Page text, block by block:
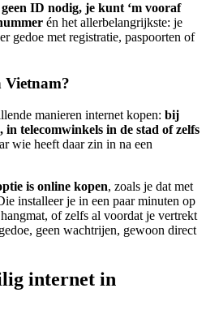
geen ID nodig, je kunt ‘m vooraf
én het allerbelangrijkste: je
gedoe met registratie, paspoorten of
Vietnam?
manieren internet kopen: bij
telecomwinkels in de stad of zelfs
wie heeft daar zin in na een
is online kopen, zoals je dat met
installeer je in een paar minuten op
of zelfs al voordat je vertrekt
geen wachtrijen, gewoon direct
internet in